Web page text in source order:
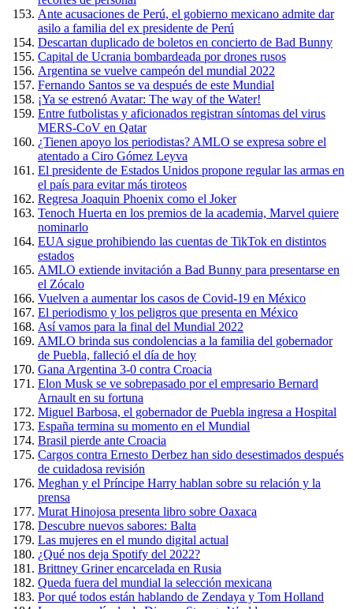
Ante acusaciones de Perú, el gobierno mexicano admite dar
asilo a familia del ex presidente de Perú
Descartan duplicado de boletos en concierto de Bad Bunny
Capital de Ucrania bombardeada por drones rusos
Argentina se vuelve campeón del mundial 2022
Fernando Santos se va después de este Mundial
¡Ya se estrenó Avatar: The way of the Water!
Entre futbolistas y aficionados registran síntomas del virus
MERS-CoV en Qatar
¿Tienen apoyo los periodistas? AMLO se expresa sobre el
atentado a Ciro Gómez Leyva
El presidente de Estados Unidos propone regular las armas en
el país para evitar más tiroteos
Regresa Joaquin Phoenix como el Joker
Tenoch Huerta en los premios de la academia, Marvel quiere
nominarlo
EUA sigue prohibiendo las cuentas de TikTok en distintos
estados
AMLO extiende invitación a Bad Bunny para presentarse en
el Zócalo
Vuelven a aumentar los casos de Covid-19 en México
El periodismo y los peligros que presenta en México
Así vamos para la final del Mundial 2022
AMLO brinda sus condolencias a la familia del gobernador
de Puebla, falleció el día de hoy
Gana Argentina 3-0 contra Croacia
Elon Musk se ve sobrepasado por el empresario Bernard
Arnault en su fortuna
Miguel Barbosa, el gobernador de Puebla ingresa a Hospital
España termina su momento en el Mundial
Brasil pierde ante Croacia
Cargos contra Ernesto Derbez han sido desestimados después
de cuidadosa revisión
Meghan y el Príncipe Harry hablan sobre su relación y la
prensa
Murat Hinojosa presenta libro sobre Oaxaca
Descubre nuevos sabores: Balta
Las mujeres en el mundo digital actual
¿Qué nos deja Spotify del 2022?
Brittney Griner encarcelada en Rusia
Queda fuera del mundial la selección mexicana
Por qué todos están hablando de Zendaya y Tom Holland